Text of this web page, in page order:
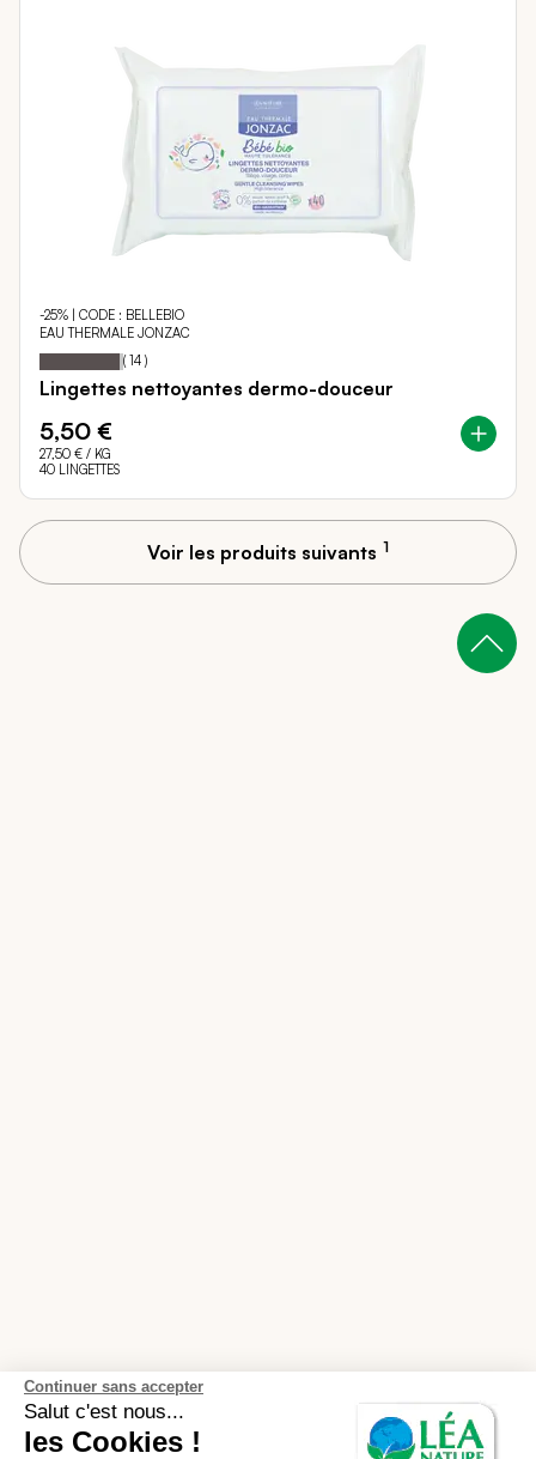
-25% | CODE : BELLEBIO
EAU THERMALE JONZAC
Notation: 96
% of
( 14 )
Lingettes nettoyantes dermo-douceur
5,50 €
27,50 € / KG
40 LINGETTES
Voir les produits suivants 1
Continuer sans accepter
Salut c'est nous...
les Cookies !